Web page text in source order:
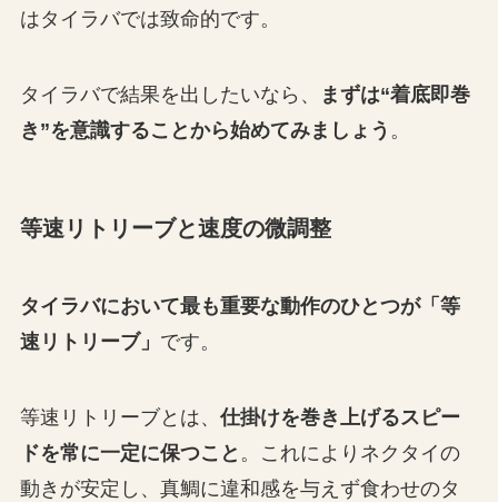
はタイラバでは致命的です。
タイラバで結果を出したいなら、
まずは“着底即巻
き”を意識することから始めてみましょう 。
等速リトリーブと速度の微調整
タイラバにおいて最も重要な動作のひとつが「等
速リトリーブ」 です。
等速リトリーブとは、 仕掛けを巻き上げるスピー
ドを常に一定に保つこと 。これによりネクタイの
動きが安定し、真鯛に違和感を与えず食わせのタ